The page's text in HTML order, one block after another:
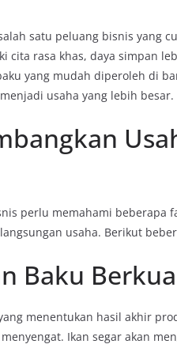
satu peluang bisnis yang
cita rasa khas, daya simpan
yang mudah diperoleh di
usaha yang lebih besar.
perlu memahami beberapa
usaha. Berikut
Baku
menentukan hasil akhir
Ikan segar akan